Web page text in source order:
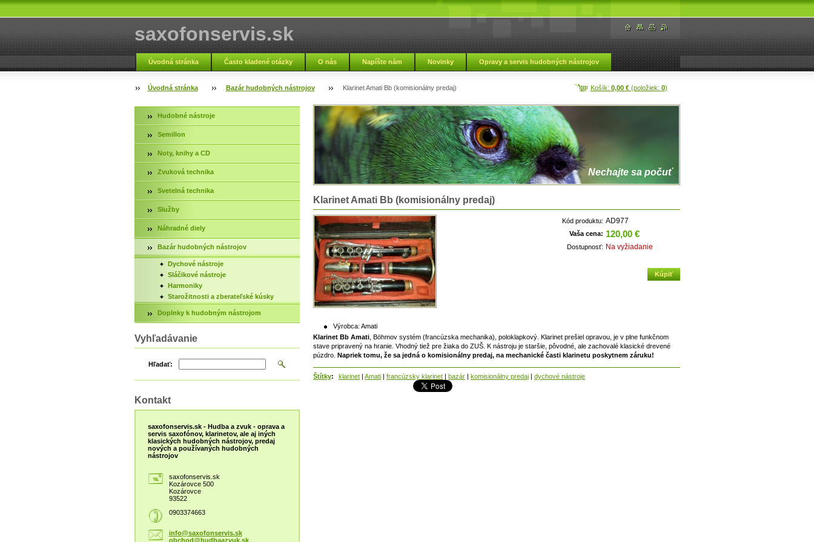
saxofonservis.sk
Úvodná stránka Často kladené otázky O nás Napíšte nám Novinky Opravy a servis hudobných nástrojov
Fotogaléria servis Kontakt Zmluvné podmienky
Košík: 0,00 €(položiek: 0)
Úvodná stránka Bazár hudobných nástrojov Klarinet Amati Bb (komisionálny predaj)
Nechajte sa počuť
Klarinet Amati Bb (komisionálny predaj)
Výrobca: Amati
Kód produktu: AD977
Vaša cena: 120,00 €
Dostupnosť: Na vyžiadanie
Klarinet Bb Amati, Böhmov systém (francúzska mechanika), poloklapkový. Klarinet prešiel opravou, je v plne funkčnom
stave pripravený na hranie. Vhodný tiež pre žiaka do ZUŠ. K nástroju je staršie, pôvodné, ale zachovalé klasické drevené
púzdro. Napriek tomu, že sa jedná o komisionálny predaj, na mechanické časti klarinetu poskytnem záruku!
Štítky: klarinet Amati francúzsky klarinet bazár komisionálny predaj dychové nástroje
Hudobné nástroje
Semillon
Noty, knihy a CD
Zvuková technika
Svetelná technika
Služby
Náhradné diely
Bazár hudobných nástrojov
Dychové nástroje
Sláčikové nástroje
Harmoniky
Starožitnosti a zberateľské kúsky
Doplnky k hudobným nástrojom
Vyhľadávanie
Hľadať:
Kontakt
saxofonservis.sk - Hudba a zvuk - oprava a
servis saxofónov, klarinetov, ale aj iných
klasických hudobných nástrojov, predaj
nových a používaných hudobných
nástrojov
saxofonservis.sk
Kozárovce 500
Kozárovce
93522
0903374663
info@saxofonservis.sk
obchod@hudbaazvuk.sk